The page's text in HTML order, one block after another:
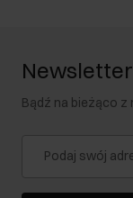
Newsletter
Bądź na bieżąco z